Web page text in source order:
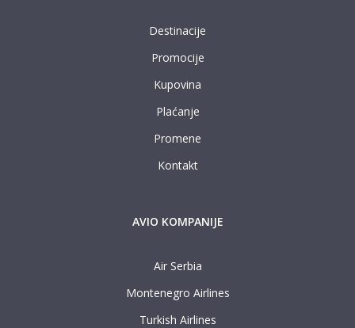
Destinacije
Promocije
Kupovina
Plaćanje
Promene
Kontakt
AVIO KOMPANIJE
Air Serbia
Montenegro Airlines
Turkish Airlines